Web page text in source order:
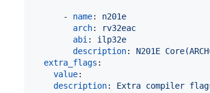
      -
name:
arch:
rv32eac
abi : ilp32e
description: N201E
extra_flags
value
description: Extra compiler